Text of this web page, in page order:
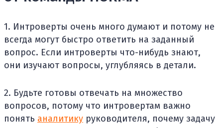
1. Интроверты очень много думают и потому не
всегда могут быстро ответить на заданный
вопрос. Если интроверты что-нибудь знают,
они изучают вопросы, углубляясь в детали.
2. Будьте готовы отвечать на множество
вопросов, потому что интровертам важно
понять аналитику руководителя, почему задачу